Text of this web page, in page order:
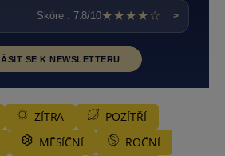
Skóre : 7.8/10★★★★☆ >
SE K NEWSLETTERU
ZÍTRA
POZÍTŘÍ
MĚSÍČNÍ
ROČNÍ